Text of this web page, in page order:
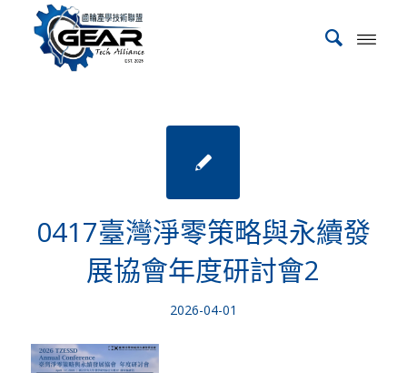
0417臺灣淨零策略與永續發
展協會年度研討會2
2026-04-01